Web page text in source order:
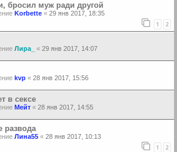
бросил муж ради другой
Korbette « 29 янв 2017, 18:35
1 2
Лира_ « 29 янв 2017, 14:07
kvp « 28 янв 2017, 15:56
в сексе
Мейт « 28 янв 2017, 14:55
развода
Лина55 « 28 янв 2017, 10:13
1 2